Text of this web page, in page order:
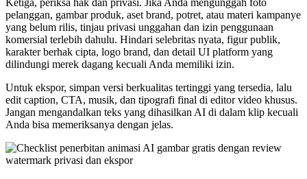
Ketiga, periksa hak dan privasi. Jika Anda mengunggah foto
pelanggan, gambar produk, aset brand, potret, atau materi kampanye
yang belum rilis, tinjau privasi unggahan dan izin penggunaan
komersial terlebih dahulu. Hindari selebritas nyata, figur publik,
karakter berhak cipta, logo brand, dan detail UI platform yang
dilindungi merek dagang kecuali Anda memiliki izin.
Untuk ekspor, simpan versi berkualitas tertinggi yang tersedia, lalu
edit caption, CTA, musik, dan tipografi final di editor video khusus.
Jangan mengandalkan teks yang dihasilkan AI di dalam klip kecuali
Anda bisa memeriksanya dengan jelas.